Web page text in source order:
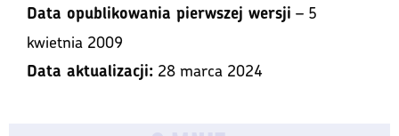
Data opublikowania pierwszej wersji – 5
kwietnia 2009
Data aktualizacji: 28 marca 2024